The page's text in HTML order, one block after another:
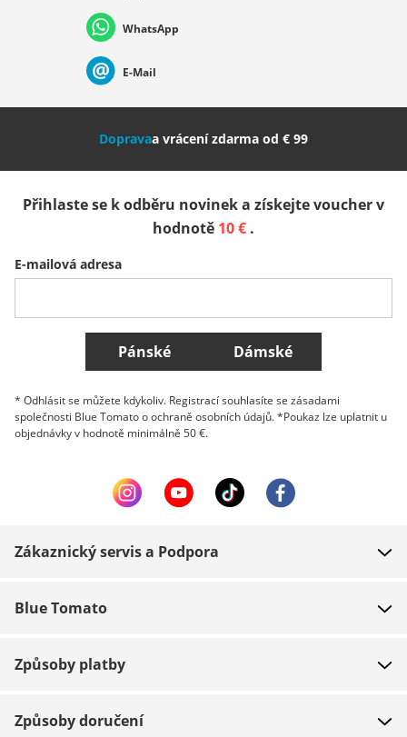
Nederland Italia (Italiano) Italien (Deutsch)
Slovenija
Belgique (Français) Danmark Norge
Všechny země
WhatsApp
E-Mail
Dopravaa vrácení zdarma od € 99
Přihlaste se k odběru novinek a získejte voucher v
hodnotě 10 € .
E-mailová adresa
Pánské Dámské
* Odhlásit se můžete kdykoliv. Registrací souhlasíte se zásadami
společnosti Blue Tomato o ochraně osobních údajů. *Poukaz lze uplatnit u
objednávky v hodnotě minimálně 50 €.
Zákaznický servis a Podpora
Platba
Navrácení zboží
Blue Tomato
Práce
Způsoby platby
Způsoby doručení